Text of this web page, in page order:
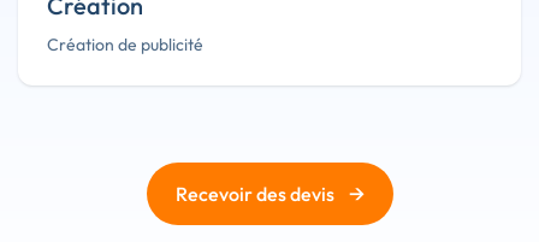
Création de publicité
Recevoir des devis →